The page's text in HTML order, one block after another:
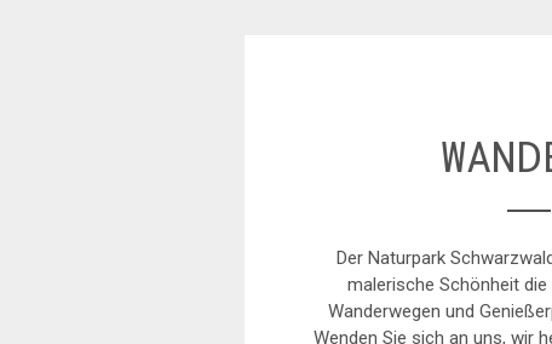
Der Naturpark
malerische Schönheit
Wanderwegen und
Wenden Sie sich an uns, wir